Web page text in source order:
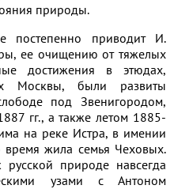
природы.
постепенно приводит И.
ее очищению от тяжелых
достижения в этюдах,
Москвы, были развиты
под Звенигородом,
гг., а также летом 1885-
на реке Истра, в имении
время жила семья Чеховых.
природе навсегда
узами с Антоном